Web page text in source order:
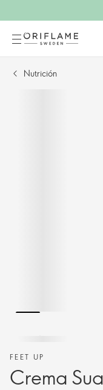
Nutrición
FEET UP
Crema